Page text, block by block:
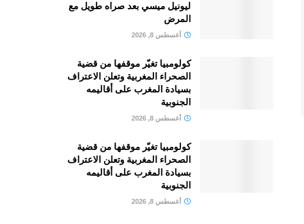
ليونيل ميسي بعد صراه طويل مع
المرض
أغسطس 8, 2026
كولومبيا تغيّر موقفها من قضية
الصحراء المغربية وتعلن الاعتراف
بسيادة المغرب على أقاليمه
الجنوبية
أغسطس 8, 2026
كولومبيا تغيّر موقفها من قضية
الصحراء المغربية وتعلن الاعتراف
بسيادة المغرب على أقاليمه
الجنوبية
أغسطس 8, 2026